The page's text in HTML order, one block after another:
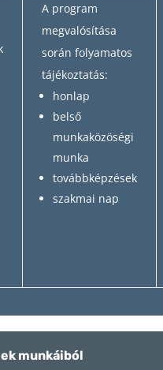
A program
megvalósítása
során folyamatos
tájékoztatás:
honlap
belső
munkaközöségi
munka
továbbképzések
szakmai nap
munkáiból